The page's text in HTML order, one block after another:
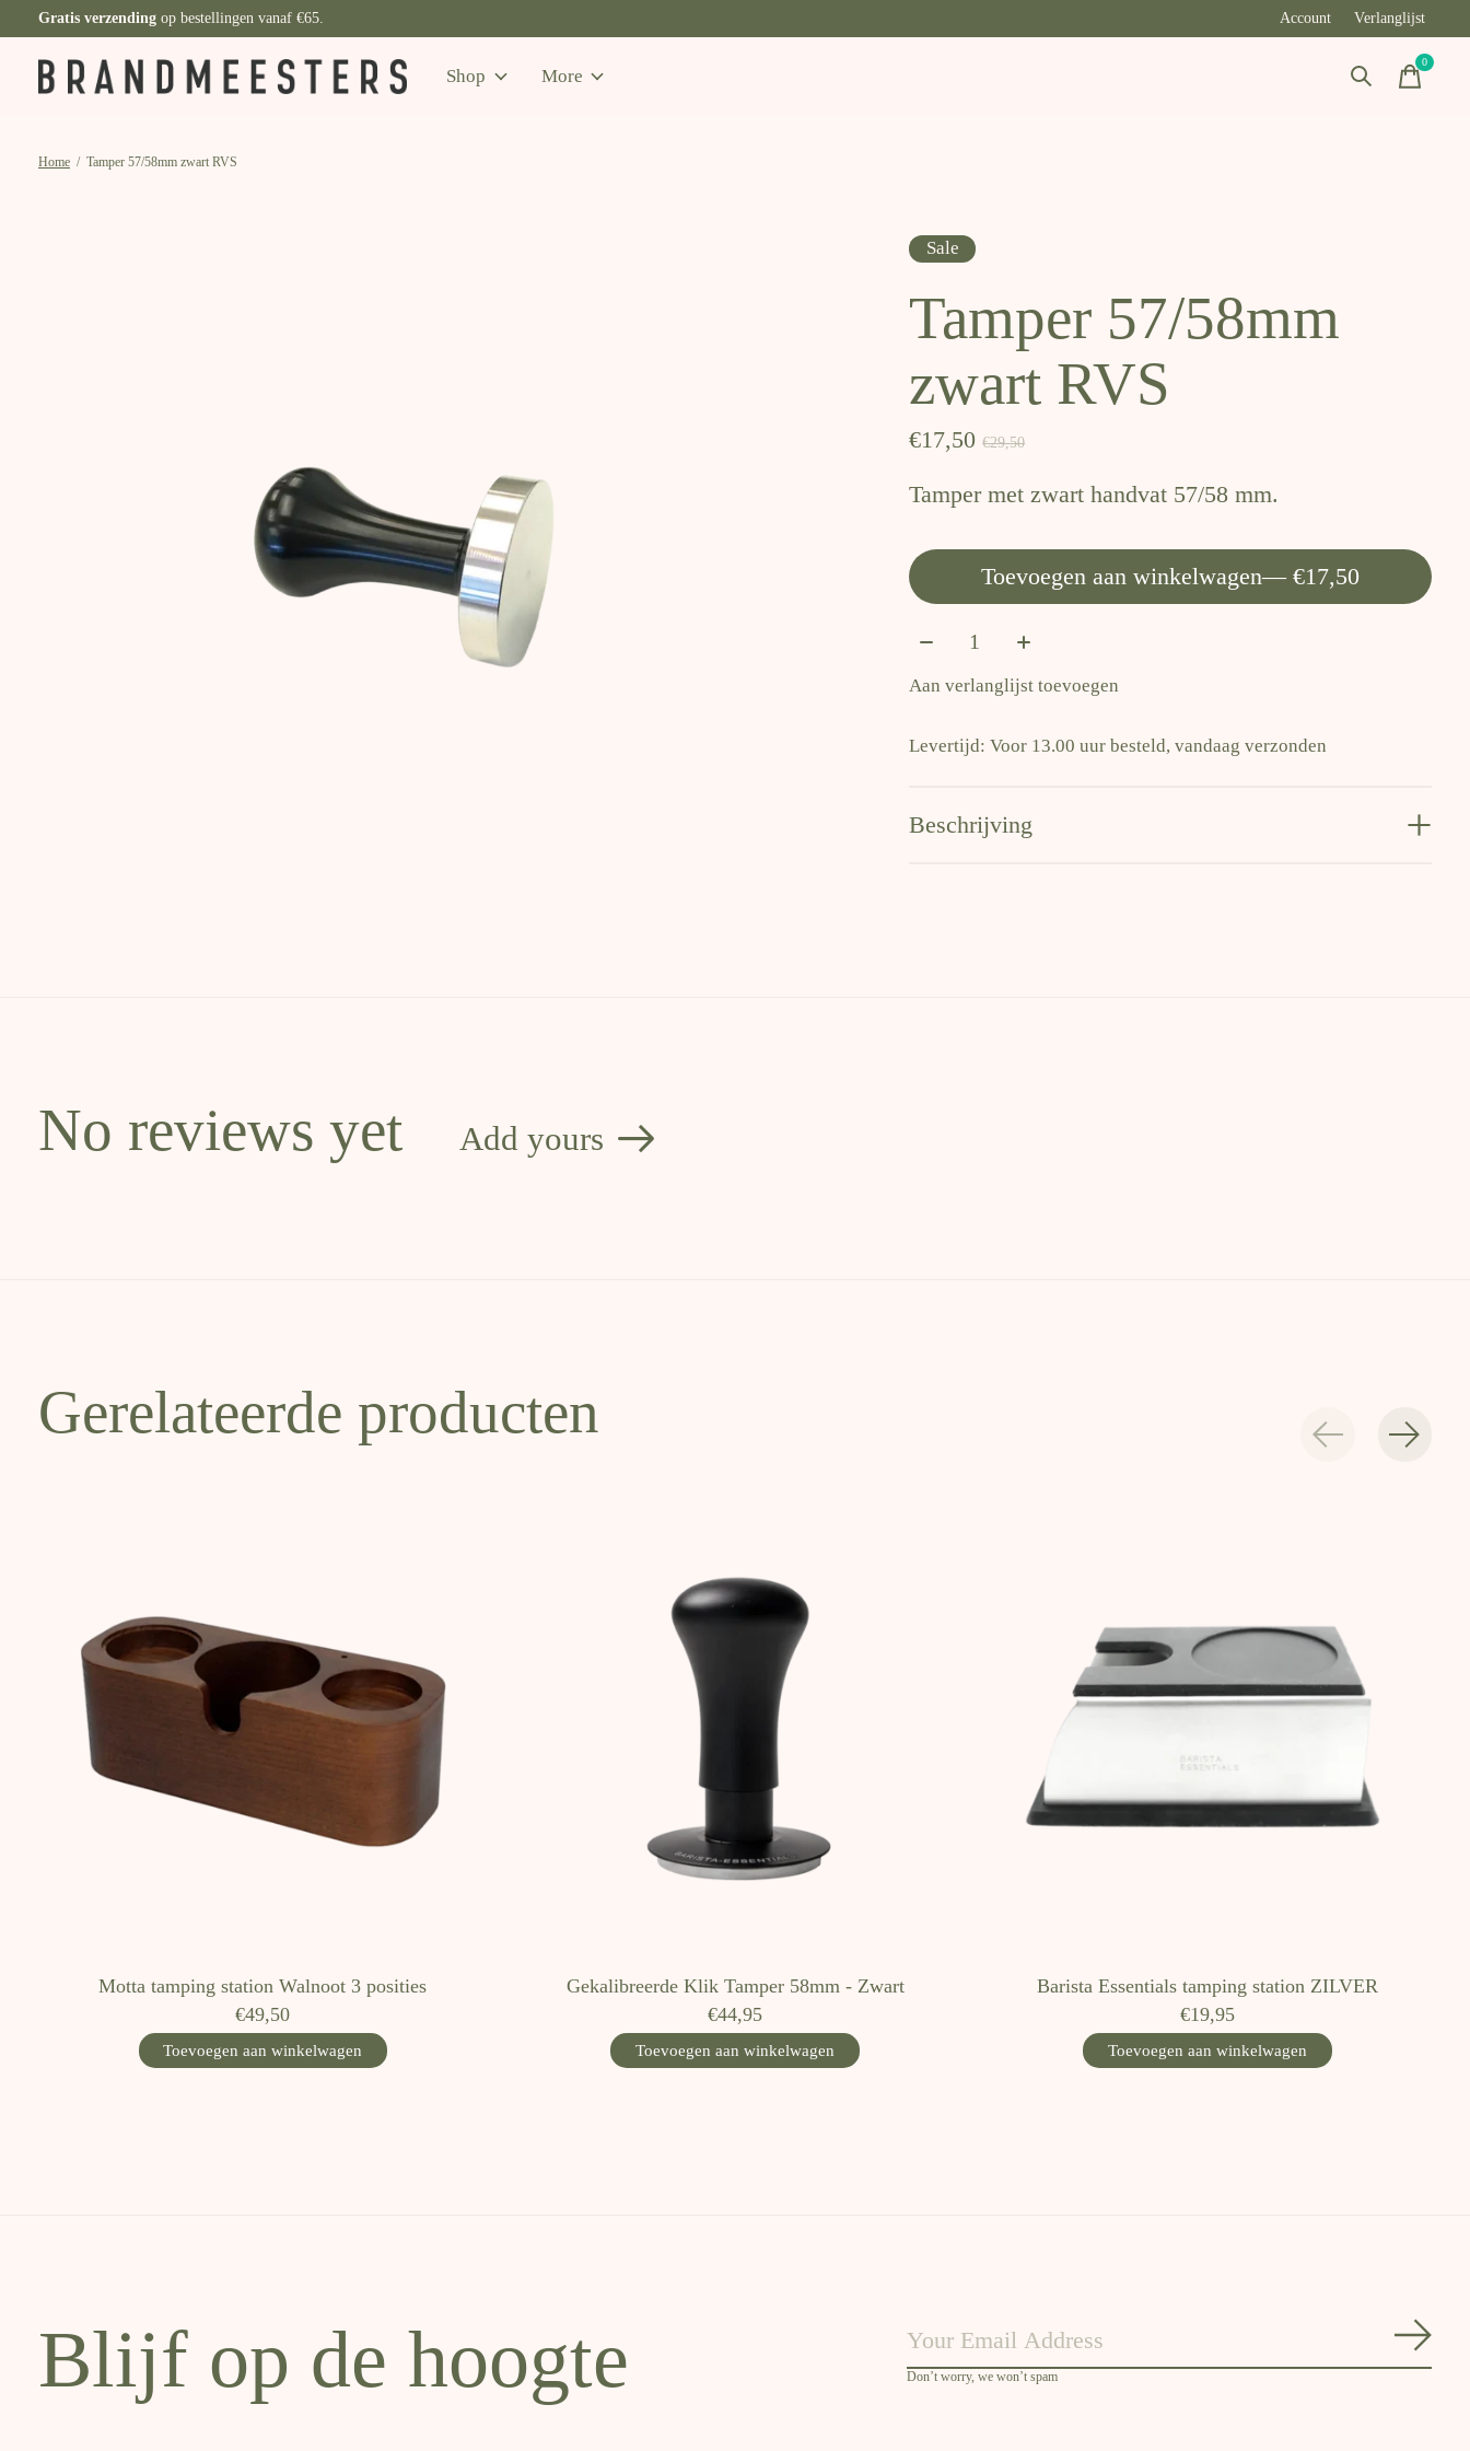
Gratis verzending op bestellingen vanaf €65. Account Verlanglijst
Shop More
0items
Home / Tamper 57/58mm zwart RVS
Sale
Tamper 57/58mm
zwart RVS
€17,50€29,50
Tamper met zwart handvat 57/58 mm.
Toevoegen aan winkelwagen — €17,50
Aantal:
Aan verlanglijst toevoegen
Levertijd: Voor 13.00 uur besteld, vandaag verzonden
Beschrijving
No reviews yet Add yours
Gerelateerde producten
Motta tamping station Walnoot 3 posities
€49,50
Toevoegen aan winkelwagen
Gekalibreerde Klik Tamper 58mm - Zwart
€44,95
Toevoegen aan winkelwagen
Barista Essentials tamping station ZILVER
€19,95
Toevoegen aan winkelwagen
Blijf op de hoogte Don’t worry, we won’t spam